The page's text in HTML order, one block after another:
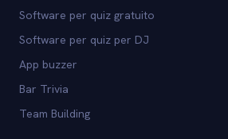
Software per quiz gratuito
Software per quiz per DJ
App buzzer
Bar Trivia
Team Building